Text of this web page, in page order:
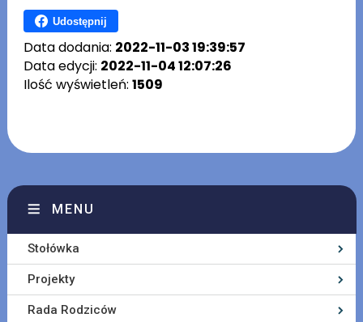
Udostępnij
Data dodania: 2022-11-03 19:39:57
Data edycji: 2022-11-04 12:07:26
Ilość wyświetleń: 1509
MENU
Stołówka
Projekty
Rada Rodziców